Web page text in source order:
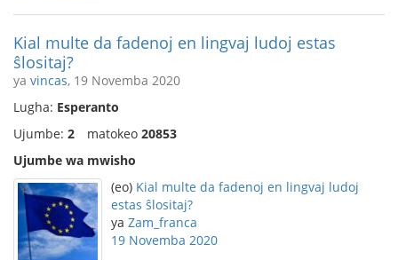
Kial multe da fadenoj en lingvaj ludoj estas
ŝlositaj?
ya vincas, 19 Novemba 2020
Lugha: Esperanto
Ujumbe: 2 matokeo 20853
Ujumbe wa mwisho
(eo) Kial multe da fadenoj en lingvaj ludoj
estas ŝlositaj?
ya Zam_franca
19 Novemba 2020